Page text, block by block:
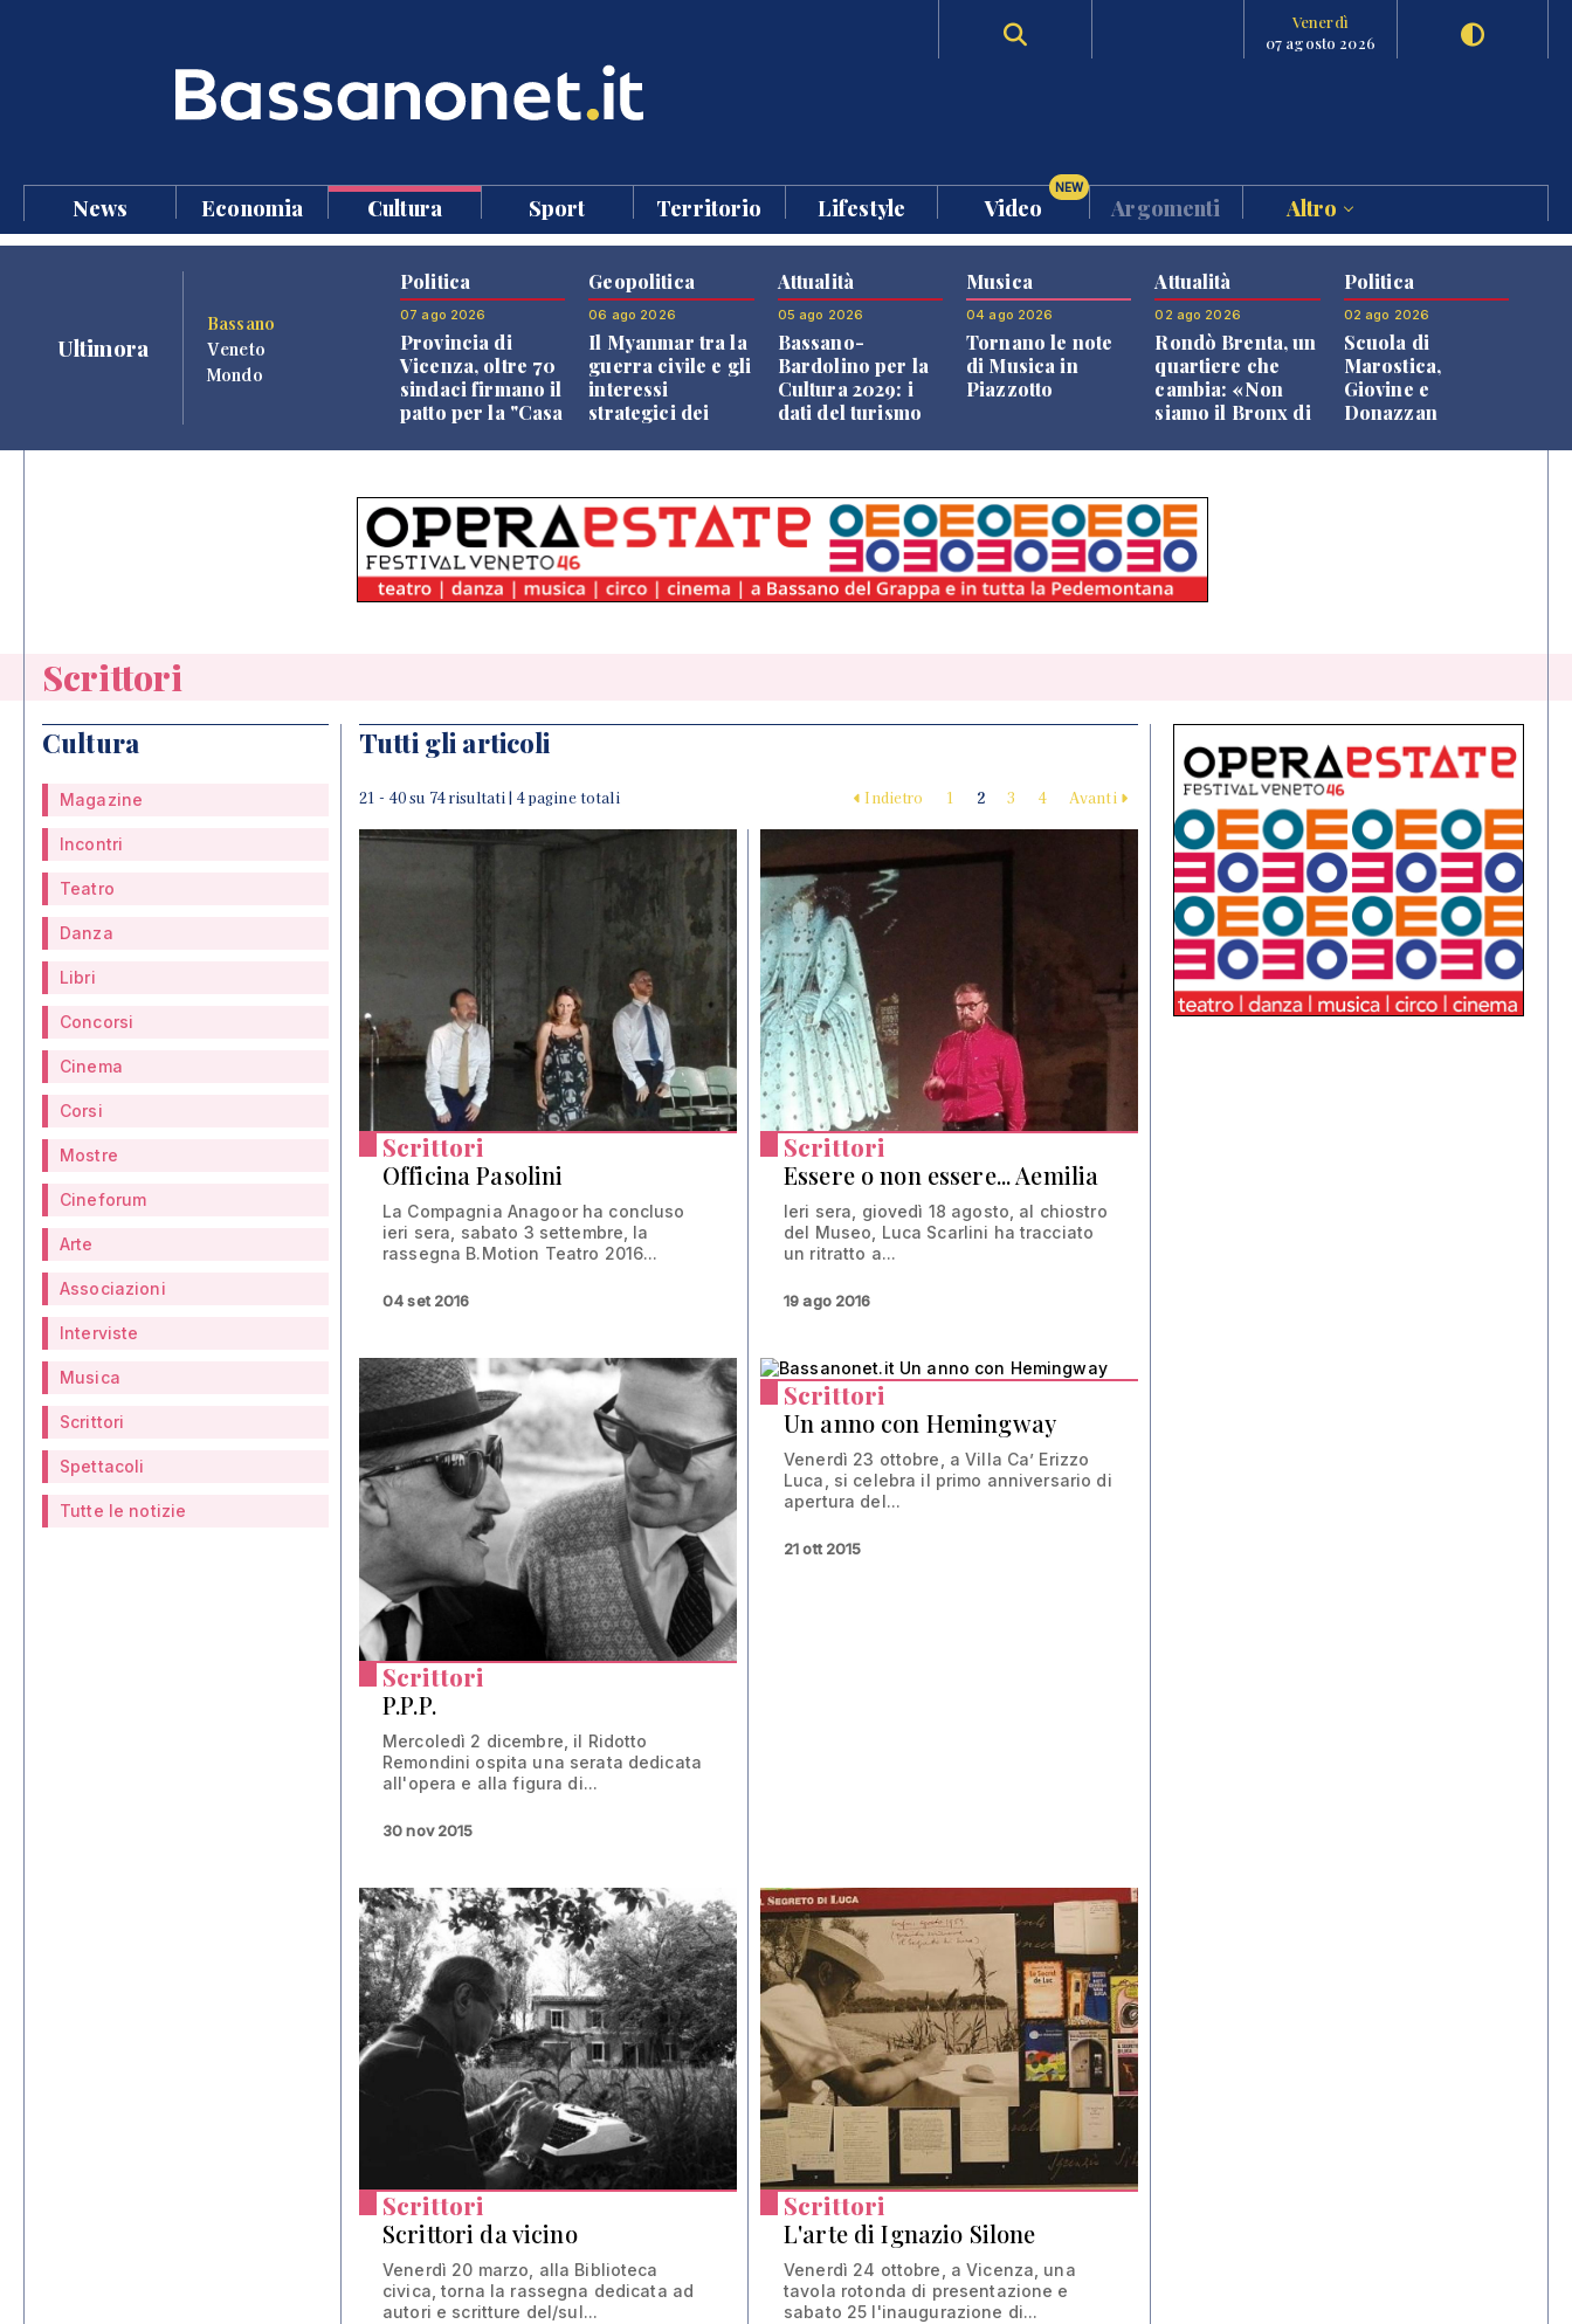
Venerdì
07 agosto 2026
News Economia Cultura Sport Territorio Lifestyle Video
NEW
Argomenti Altro
Ultimora
Bassano
Veneto
Mondo
Politica
07 ago 2026
Provincia di
Vicenza, oltre 70
sindaci firmano il
patto per la "Casa
Geopolitica
06 ago 2026
Il Myanmar tra la
guerra civile e gli
interessi
strategici dei
Attualità
05 ago 2026
Bassano-
Bardolino per la
Cultura 2029: i
dati del turismo
Musica
04 ago 2026
Tornano le note
di Musica in
Piazzotto
Attualità
02 ago 2026
Rondò Brenta, un
quartiere che
cambia: «Non
siamo il Bronx di
Politica
02 ago 2026
Scuola di
Marostica,
Giovine e
Donazzan
Scrittori
Cultura
Magazine
Incontri
Teatro
Danza
Libri
Concorsi
Cinema
Corsi
Mostre
Cineforum
Arte
Associazioni
Interviste
Musica
Scrittori
Spettacoli
Tutte le notizie
Tutti gli articoli
21 - 40 su 74 risultati | 4 pagine totali Indietro 1 2 3 4 Avanti
Scrittori
Officina Pasolini
La Compagnia Anagoor ha concluso
ieri sera, sabato 3 settembre, la
rassegna B.Motion Teatro 2016...
04 set 2016
Scrittori
Essere o non essere... Aemilia
Ieri sera, giovedì 18 agosto, al chiostro
del Museo, Luca Scarlini ha tracciato
un ritratto a...
19 ago 2016
Scrittori
P.P.P.
Mercoledì 2 dicembre, il Ridotto
Remondini ospita una serata dedicata
all'opera e alla figura di...
30 nov 2015
Scrittori
Un anno con Hemingway
Venerdì 23 ottobre, a Villa Ca’ Erizzo
Luca, si celebra il primo anniversario di
apertura del...
21 ott 2015
Scrittori
Scrittori da vicino
Venerdì 20 marzo, alla Biblioteca
civica, torna la rassegna dedicata ad
autori e scritture del/sul...
Scrittori
L'arte di Ignazio Silone
Venerdì 24 ottobre, a Vicenza, una
tavola rotonda di presentazione e
sabato 25 l'inaugurazione di...